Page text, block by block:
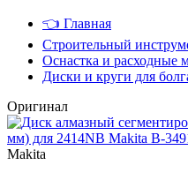
👈 Главная
Строительный
Оснастка и расходные
Диски и круги для
Оригинал
Makita